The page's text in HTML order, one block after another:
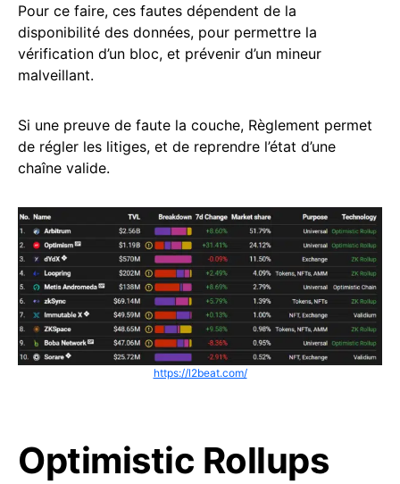
Pour ce faire, ces fautes dépendent de la
disponibilité des données, pour permettre la
vérification d’un bloc, et prévenir d’un mineur
malveillant.
Si une preuve de faute la couche, Règlement permet
de régler les litiges, et de reprendre l’état d’une
chaîne valide.
https://l2beat.com/
Optimistic Rollups